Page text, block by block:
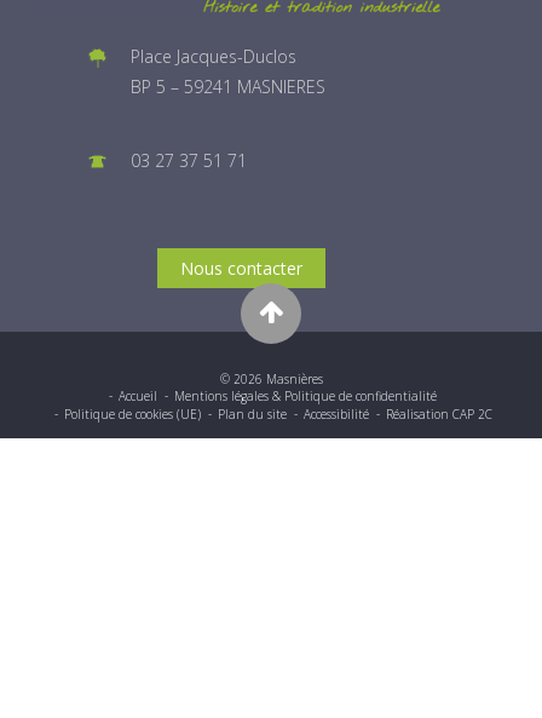
Place Jacques-Duclos
BP 5 – 59241 MASNIERES
03 27 37 51 71
Nous contacter
© 2026 Masnières
Accueil
Mentions légales & Politique de confidentialité
Politique de cookies (UE)
Plan du site Accessibilité Réalisation CAP 2C